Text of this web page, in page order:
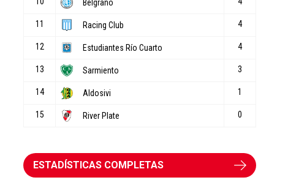
ESTADÍSTICAS COMPLETAS